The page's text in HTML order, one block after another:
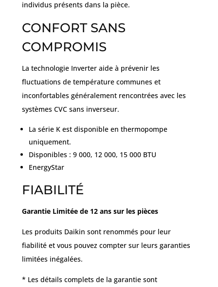
individus présents dans la pièce.
CONFORT SANS
COMPROMIS
La technologie Inverter aide à prévenir les
fluctuations de température communes et
inconfortables généralement rencontrées avec les
systèmes CVC sans inverseur.
La série K est disponible en thermopompe
uniquement.
Disponibles : 9 000, 12 000, 15 000 BTU
EnergyStar
FIABILITÉ
Garantie Limitée de 12 ans sur les pièces
Les produits Daikin sont renommés pour leur
fiabilité et vous pouvez compter sur leurs garanties
limitées inégalées.
* Les détails complets de la garantie sont